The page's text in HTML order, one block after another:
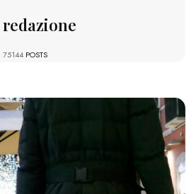
redazione
75144 POSTS